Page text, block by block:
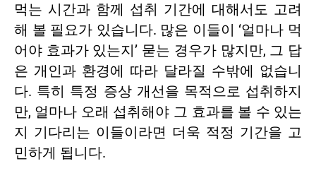
먹는 시간과 함께 섭취 기간에 대해서도 고려
해 볼 필요가 있습니다. 많은 이들이 ‘얼마나 먹
어야 효과가 있는지’ 묻는 경우가 많지만, 그 답
은 개인과 환경에 따라 달라질 수밖에 없습니
다. 특히 특정 증상 개선을 목적으로 섭취하지
만, 얼마나 오래 섭취해야 그 효과를 볼 수 있는
지 기다리는 이들이라면 더욱 적정 기간을 고
민하게 됩니다.